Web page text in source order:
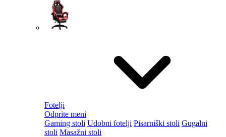
Fotelji
Odprite meni
Gaming stoli Udobni fotelji Pisarniški stoli Gugalni
stoli Masažni stoli